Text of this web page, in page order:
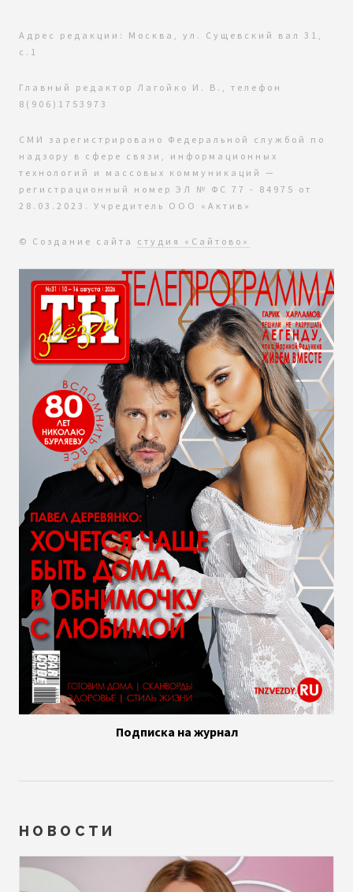
Адрес редакции: Москва, ул. Сущевский вал 31,
с.1
Главный редактор Лагойко И. В., телефон
8(906)1753973
СМИ зарегистрировано Федеральной службой по
надзору в сфере связи, информационных
технологий и массовых коммуникаций —
регистрационный номер ЭЛ № ФС 77 - 84975 от
28.03.2023. Учредитель ООО «Актив»
© Создание сайта студия «Сайтово»
Подписка на журнал
НОВОСТИ